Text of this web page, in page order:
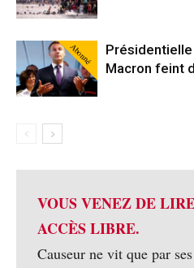
Abonné
Macron feint
VOUS VENEZ DE
ACCÈS LIBRE.
Causeur ne vit que par